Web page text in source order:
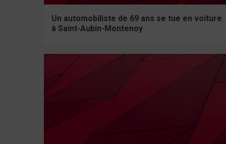
Un automobiliste de 69 ans se tue en voiture
à Saint-Aubin-Montenoy